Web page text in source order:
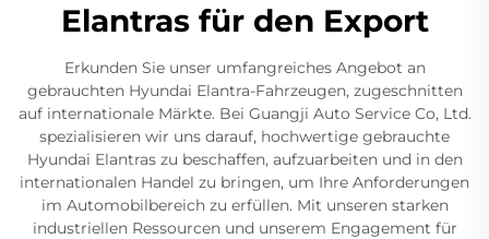
Elantras für den Export
Erkunden Sie unser umfangreiches Angebot an
gebrauchten Hyundai Elantra-Fahrzeugen, zugeschnitten
auf internationale Märkte. Bei Guangji Auto Service Co, Ltd.
spezialisieren wir uns darauf, hochwertige gebrauchte
Hyundai Elantras zu beschaffen, aufzuarbeiten und in den
internationalen Handel zu bringen, um Ihre Anforderungen
im Automobilbereich zu erfüllen. Mit unseren starken
industriellen Ressourcen und unserem Engagement für